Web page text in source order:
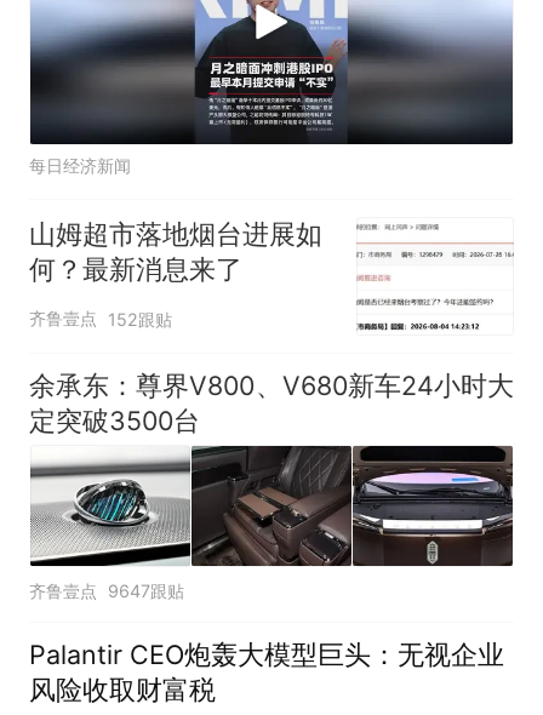
每日经济新闻
山姆超市落地烟台进展如
何？最新消息来了
齐鲁壹点 152跟贴
余承东：尊界V800、V680新车24小时大
定突破3500台
齐鲁壹点 9647跟贴
Palantir CEO炮轰大模型巨头：无视企业
风险收取财富税